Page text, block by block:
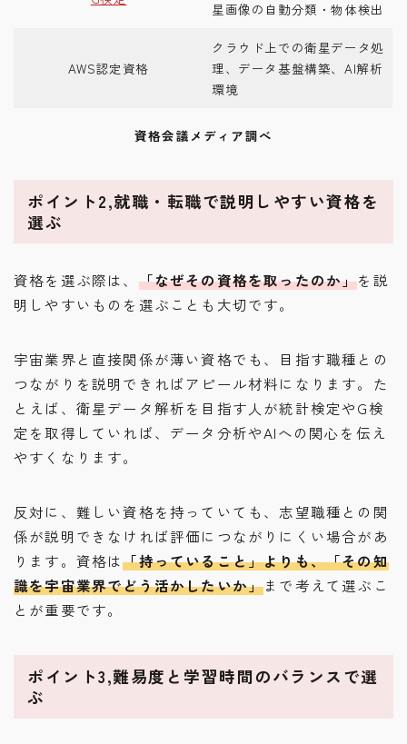
星画像の自動分類・物体検出
AWS認定資格
クラウド上での衛星データ処
理、データ基盤構築、AI解析
環境
資格会議メディア調べ
ポイント2,就職・転職で説明しやすい資格を
選ぶ
資格を選ぶ際は、 「なぜその資格を取ったのか」を説
明しやすいものを選ぶことも大切です。
宇宙業界と直接関係が薄い資格でも、目指す職種との
つながりを説明できればアピール材料になります。た
とえば、衛星データ解析を目指す人が統計検定やG検
定を取得していれば、データ分析やAIへの関心を伝え
やすくなります。
反対に、難しい資格を持っていても、志望職種との関
係が説明できなければ評価につながりにくい場合があ
ります。資格は「持っていること」よりも、「その知
識を宇宙業界でどう活かしたいか」まで考えて選ぶこ
とが重要です。
ポイント3,難易度と学習時間のバランスで選
ぶ